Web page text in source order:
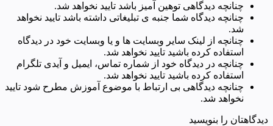
چنانچه دیدگاهی توهین آمیز باشد تایید نخواهد شد.
چنانچه دیدگاه شما جنبه ی تبلیغاتی داشته باشد تایید نخواهد
شد.
چنانچه از لینک سایر وبسایت ها و یا وبسایت خود در دیدگاه
استفاده کرده باشید تایید نخواهد شد.
چنانچه در دیدگاه خود از شماره تماس، ایمیل و آیدی تلگرام
استفاده کرده باشید تایید نخواهد شد.
چنانچه دیدگاهی بی ارتباط با موضوع آموزش مطرح شود تایید
نخواهد شد.
دیدگاهتان را بنویسید